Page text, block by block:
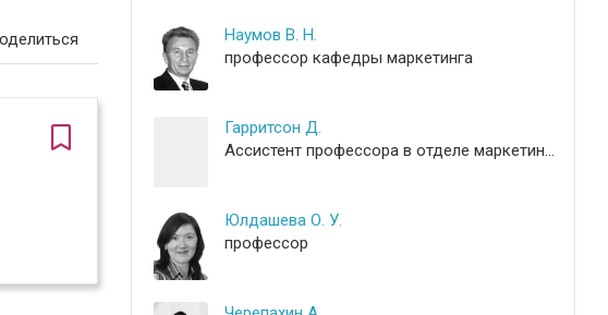
Наумов В. Н.
профессор кафедры маркетинга
Гарритсон Д.
Ассистент профессора в отделе маркетинга
Юлдашева О. У.
профессор